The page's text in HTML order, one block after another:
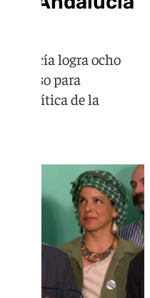
García logra ocho
para
política de la